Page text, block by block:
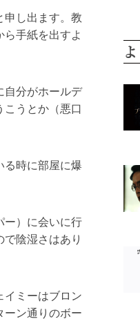
申し出ます。教
手紙を出すよ
自分がホールデ
こうとか（悪口
る時に部屋に爆
ー）に会いに行
陰湿さはあり
イミーはブロン
ーン通りのボー